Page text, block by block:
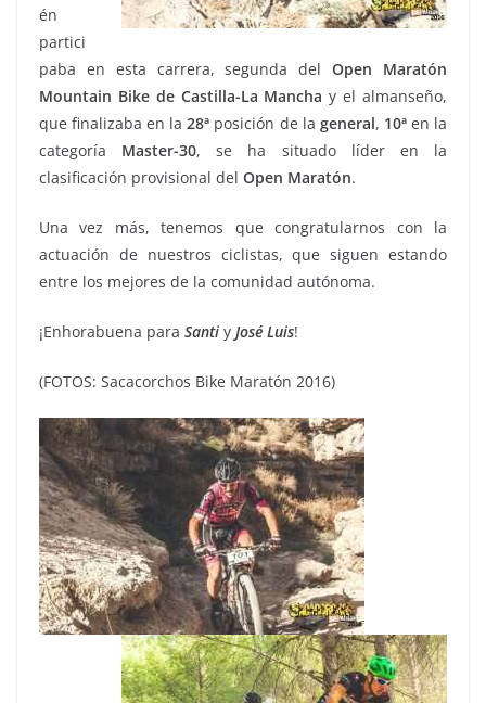
én
partici
paba en esta carrera, segunda delOpen Maratón
Mountain Bike de Castilla-La Mancha y el almanseño,
que finalizaba en la28ª posición de la general, 10ªen la
categoría Master-30, se ha situado líder en la
clasificación provisional del Open Maratón.
Una vez más, tenemos que congratularnos con la
actuación de nuestros ciclistas, que siguen estando
entre los mejores de la comunidad autónoma.
¡Enhorabuena para Santi y José Luis!
(FOTOS: Sacacorchos Bike Maratón 2016)